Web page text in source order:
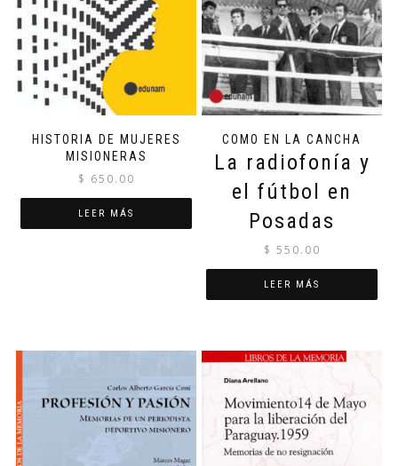
HISTORIA DE MUJERES
MISIONERAS
$ 650.00
LEER MÁS
COMO EN LA CANCHA
La radiofonía y
el fútbol en
Posadas
$ 550.00
LEER MÁS